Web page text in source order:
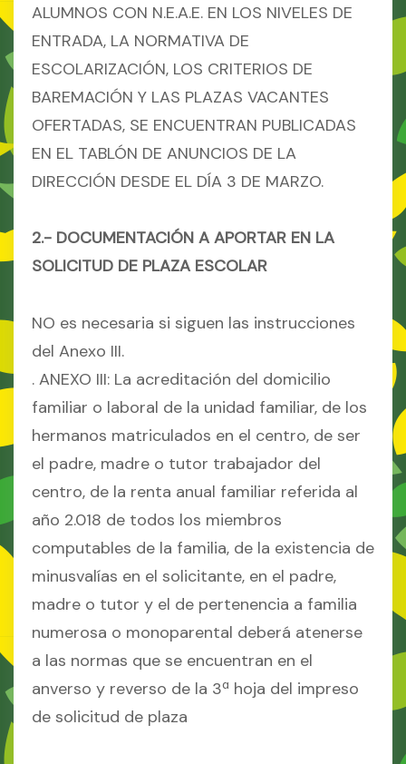
ALUMNOS CON N.E.A.E. EN LOS NIVELES DE
ENTRADA, LA NORMATIVA DE
ESCOLARIZACIÓN, LOS CRITERIOS DE
BAREMACIÓN Y LAS PLAZAS VACANTES
OFERTADAS, SE ENCUENTRAN PUBLICADAS
EN EL TABLÓN DE ANUNCIOS DE LA
DIRECCIÓN DESDE EL DÍA 3 DE MARZO.
2.- DOCUMENTACIÓN A APORTAR EN LA
SOLICITUD DE PLAZA ESCOLAR
NO es necesaria si siguen las instrucciones
del Anexo III.
. ANEXO III: La acreditación del domicilio
familiar o laboral de la unidad familiar, de los
hermanos matriculados en el centro, de ser
el padre, madre o tutor trabajador del
centro, de la renta anual familiar referida al
año 2.018 de todos los miembros
computables de la familia, de la existencia de
minusvalías en el solicitante, en el padre,
madre o tutor y el de pertenencia a familia
numerosa o monoparental deberá atenerse
a las normas que se encuentran en el
anverso y reverso de la 3ª hoja del impreso
de solicitud de plaza